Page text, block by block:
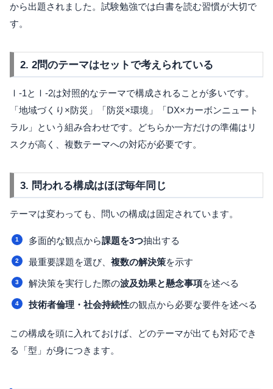
から出題されました。試験勉強では白書を読む習慣が大切で
す。
2. 2問のテーマはセットで考えられている
Ⅰ-1とⅠ-2は対照的なテーマで構成されることが多いです。
「地域づくり×防災」「防災×環境」「DX×カーボンニュート
ラル」という組み合わせです。どちらか一方だけの準備はリ
スクが高く、複数テーマへの対応が必要です。
3. 問われる構成はほぼ毎年同じ
テーマは変わっても、問いの構成は固定されています。
多面的な観点から課題を3つ抽出する
最重要課題を選び、 複数の解決策を示す
解決策を実行した際の波及効果と懸念事項を述べる
技術者倫理・社会持続性の観点から必要な要件を述べる
この構成を頭に入れておけば、どのテーマが出ても対応でき
る「型」が身につきます。